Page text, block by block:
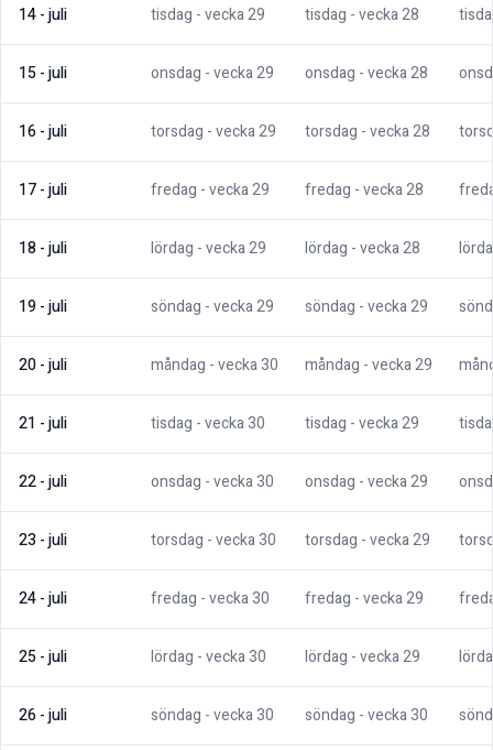
14-juli tisdag - vecka29 tisdag - vecka28
15-juli onsdag - vecka29 onsdag - vecka28
16-juli torsdag - vecka29 torsdag - vecka28
17-juli fredag - vecka29 fredag - vecka28
18-juli lördag - vecka29 lördag - vecka28
19-juli söndag - vecka29 söndag - vecka29
20-juli måndag - vecka30 måndag - vecka29
21 -juli tisdag - vecka30 tisdag - vecka29
22-juli onsdag - vecka30 onsdag - vecka29
23 -juli torsdag - vecka30 torsdag - vecka29
24-juli fredag - vecka30 fredag - vecka29
25-juli lördag - vecka30 lördag - vecka29
26-juli söndag - vecka30 söndag - vecka30